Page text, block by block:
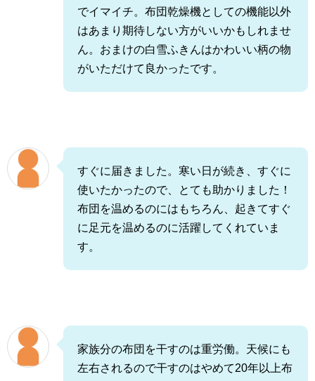
でイマイチ。布団乾燥機としての機能以外
はあまり期待しない方がいいかもしれませ
ん。おまけの白雪ふきんはかわいい柄の物
がいただけて良かったです。
すぐに届きました。寒い日が続き、すぐに
使いたかったので、とても助かりました！
布団を温めるのにはもちろん、起きてすぐ
に足元を温めるのに活躍してくれていま
す。
家族分の布団を干すのは重労働。天候にも
左右されるので干すのはやめて20年以上布